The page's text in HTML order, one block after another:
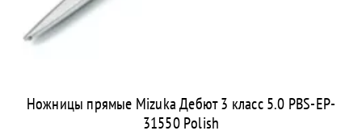
Ножницы прямые Mizuka Дебют 3 класс 5.0 PBS-EP-
31550 Polish